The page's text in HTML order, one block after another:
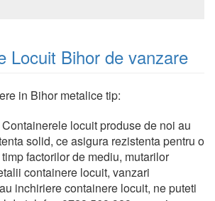
Locuit Bihor de vanzare
in Bihor metalice tip:
Containerele locuit produse de noi au
solid, ce asigura rezistenta pentru o
factorilor de mediu, mutarilor
containere locuit, vanzari
inchiriere containere locuit, ne puteti